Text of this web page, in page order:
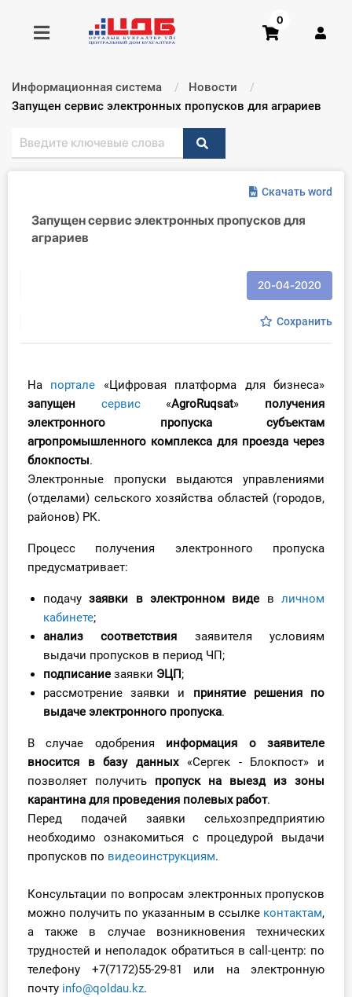
Получить консультацию
Купить доступ
Формы
Вебинары
Справочник бухгалтера
Участник ВЭД
Практика ИП
Кадры. Труд. Зарплата.
Учет по отраслям
Юридический помощник
Интернет-магазин
О Системе
Обучение
Тарифы
Тестирование для
бухгалтера
0
Информационная система
Новости
Текущий:
Запущен сервис электронных пропусков для аграриев
Скачать word
Запущен сервис электронных пропусков для
аграриев
20-04-2020
Сохранить
На портале «Цифровая платформа для бизнеса»
запущен
сервис«AgroRuqsat» получения
электронного пропуска субъектам
агропромышленного комплекса для проезда через
блокпосты.
Электронные пропуски выдаются управлениями
(отделами) сельского хозяйства областей (городов,
районов) РК.
Процесс получения электронного пропуска
предусматривает:
подачузаявки в электронном виде вличном
кабинете;
анализ соответствия заявителя условиям
выдачи пропусков в период ЧП;
подписание заявки ЭЦП ;
рассмотрение заявки и принятие решения по
выдаче электронного пропуска.
В случае одобрения информация о заявителе
вносится в базу данных«Сергек - Блокпост» и
позволяет получить пропуск на выезд из зоны
карантина для проведения полевых работ.
Перед подачей заявки сельхозпредприятию
необходимо ознакомиться с процедурой выдачи
пропусков по видеоинструкциям.
Консультации по вопросам электронных пропусков
можно получить по указанным в ссылке контактам,
а также в случае возникновения технических
трудностей и неполадок обратиться в сall-центр: по
телефону +7(7172)55-29-81 или на электронную
почту info@qoldau.kz.